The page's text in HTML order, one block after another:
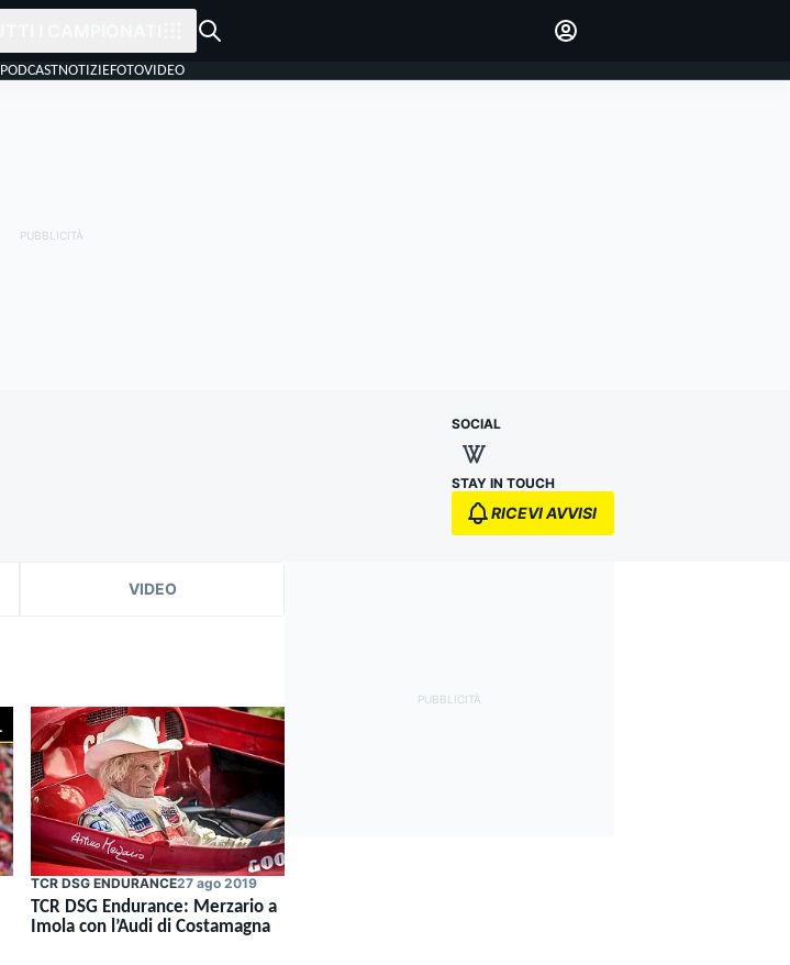
PODCASTNOTIZIEFOTOVIDEO
SOCIAL
STAY IN TOUCH
RICEVI AVVISI
VIDEO
TCR DSG ENDURANCE27 ago 2019
TCR DSG Endurance: Merzario a
Imola con l’Audi di Costamagna